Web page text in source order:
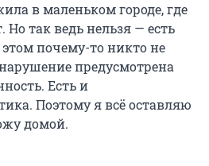
в маленьком городе, где
Но так ведь нельзя — есть
почему-то никто не
предусмотрена
Есть и
Поэтому я всё оставляю
домой.